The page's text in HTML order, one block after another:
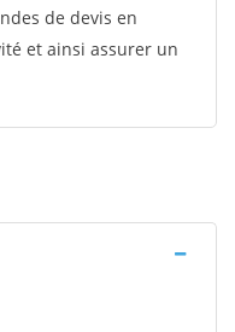
de devis en
et ainsi assurer un